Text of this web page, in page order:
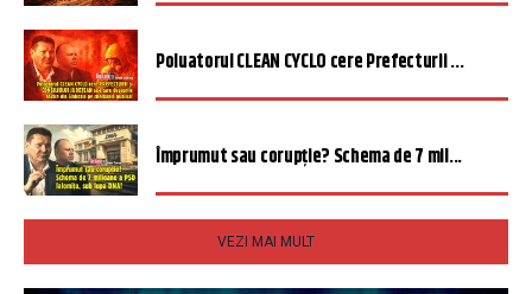
Poluatorul CLEAN CYCLO cere Prefecturii ...
Împrumut sau corupție? Schema de 7 mil...
VEZI MAI MULT